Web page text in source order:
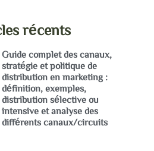
récents
Guide complet des canaux,
stratégie et politique de
distribution en marketing :
définition, exemples,
distribution sélective ou
intensive et analyse des
différents canaux/circuits